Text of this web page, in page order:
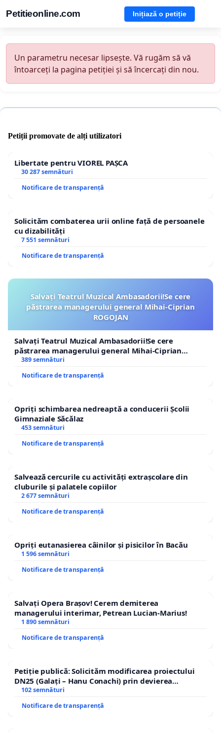
Petitieonline.com Inițiază o petiție
Un parametru necesar lipsește. Vă rugăm să vă
întoarceți la pagina petiției și să încercați din nou.
Petiții promovate de alți utilizatori
Libertate pentru VIOREL PAȘCA
30 287 semnături
Notificare de transparență
Solicităm combaterea urii online față de persoanele
cu dizabilități
7 551 semnături
Notificare de transparență
Salvați Teatrul Muzical Ambasadorii!Se cere
păstrarea managerului general Mihai-Ciprian
ROGOJAN
Salvați Teatrul Muzical Ambasadorii!Se cere
păstrarea managerului general Mihai-Ciprian
ROGOJAN
389 semnături
Notificare de transparență
Opriți schimbarea nedreaptă a conducerii Școlii
Gimnaziale Săcălaz
453 semnături
Notificare de transparență
Salvează cercurile cu activități extrașcolare din
cluburile și palatele copiilor
2 677 semnături
Notificare de transparență
Opriți eutanasierea câinilor și pisicilor în Bacău
1 596 semnături
Notificare de transparență
Salvați Opera Brașov! Cerem demiterea
managerului interimar, Petrean Lucian-Marius!
1 890 semnături
Notificare de transparență
Petiție publică: Solicităm modificarea proiectului
DN25 (Galați – Hanu Conachi) prin devierea
traseului în afara localităților!
102 semnături
Notificare de transparență